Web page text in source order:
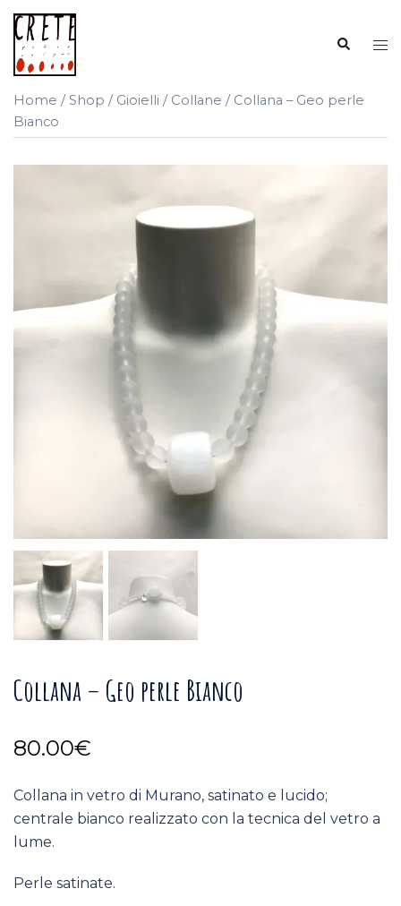
Vai
contenuto
Cerca
Home /Shop / Gioielli / Collane / Collana – Geo perle
Bianco
Collana – Geo perle Bianco
80.00€
Collana in vetro di Murano, satinato e lucido;
centrale bianco realizzato con la tecnica del vetro a
lume.
Perle satinate.